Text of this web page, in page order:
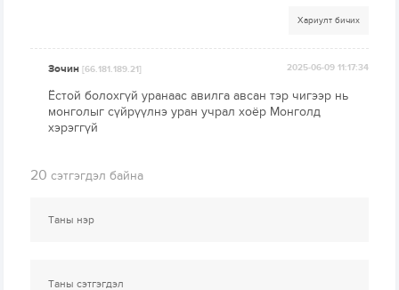
Хариулт бичих
Зочин[66.181.189.21] 2025-06-09 11:17:34
Ёстой болохгүй уранаас авилга авсан тэр чигээр нь
монголыг сүйрүүлнэ уран учрал хоёр Монголд
хэрэггүй
20 сэтгэгдэл байна